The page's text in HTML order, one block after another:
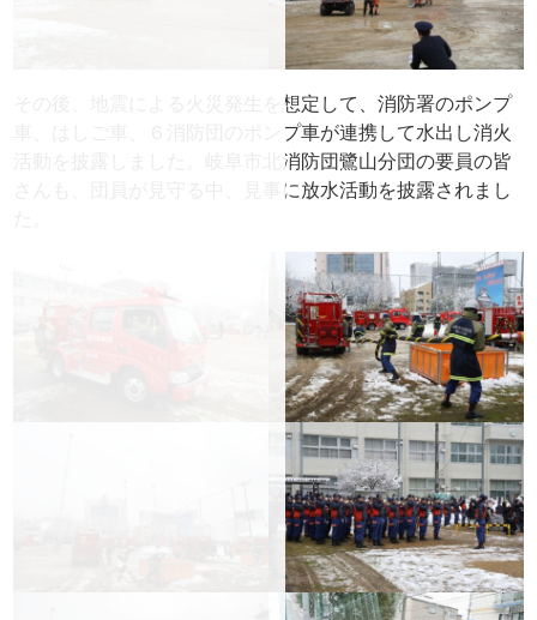
その後、地震による火災発生を想定して、消防署のポンプ
車、はしご車、６消防団のポンプ車が連携して水出し消火
活動を披露しました。岐阜市北消防団鷺山分団の要員の皆
さんも、団員が見守る中、見事に放水活動を披露されまし